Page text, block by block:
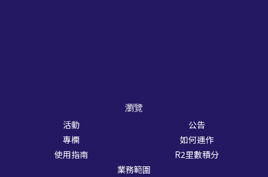
瀏覽
活動
公告
專欄
如何運作
使用指南
R2里數積分
業務範圍